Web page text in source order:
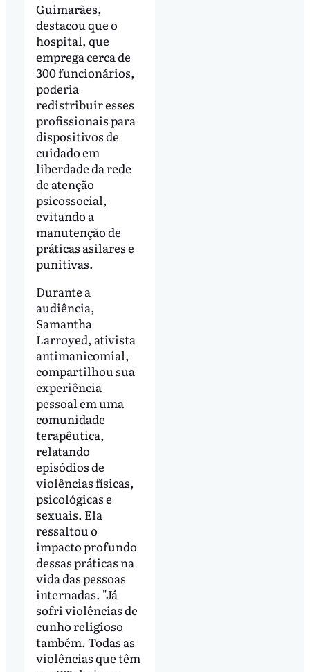
Guimarães,
destacou que o
hospital, que
emprega cerca de
300 funcionários,
poderia
redistribuir esses
profissionais para
dispositivos de
cuidado em
liberdade da rede
de atenção
psicossocial,
evitando a
manutenção de
práticas asilares e
punitivas.
Durante a
audiência,
Samantha
Larroyed, ativista
antimanicomial,
compartilhou sua
experiência
pessoal em uma
comunidade
terapêutica,
relatando
episódios de
violências físicas,
psicológicas e
sexuais. Ela
ressaltou o
impacto profundo
dessas práticas na
vida das pessoas
internadas. "Já
sofri violências de
cunho religioso
também. Todas as
violências que têm